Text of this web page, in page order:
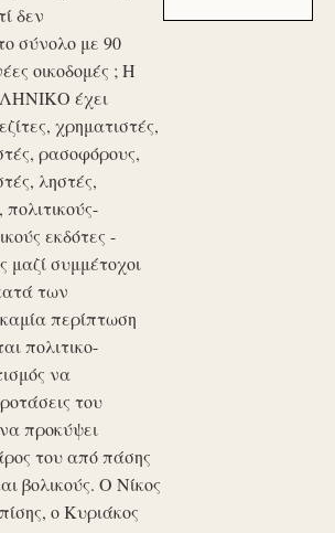
δεν
σύνολο με 90
οικοδομές ; Η
έχει
χρηματιστές,
ρασοφόρους,
ληστές,
πολιτικούς-
εκδότες -
μαζί συμμέτοχοι
των
περίπτωση
πολιτικο-
να
του
προκύψει
του από πάσης
βολικούς. Ο Νίκος
ο Κυριάκος